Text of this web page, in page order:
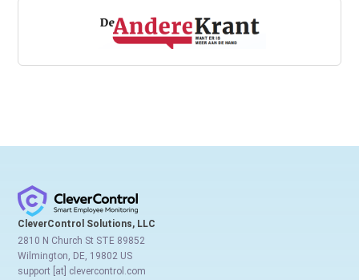
CleverControl Solutions, LLC
2810 N Church St STE 89852
Wilmington, DE, 19802 US
support [at] clevercontrol.com